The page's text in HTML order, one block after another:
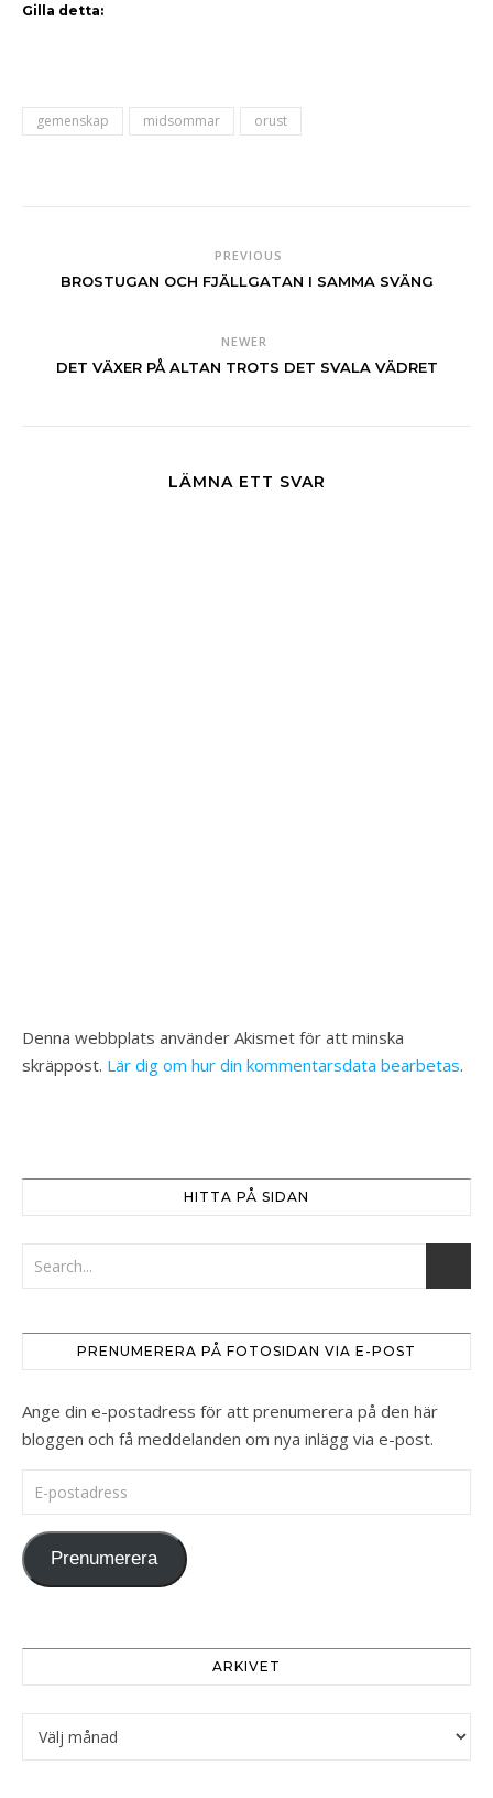
Gilla detta:
gemenskap midsommar orust
PREVIOUS
BROSTUGAN OCH FJÄLLGATAN I SAMMA SVÄNG
NEWER
DET VÄXER PÅ ALTAN TROTS DET SVALA VÄDRET
LÄMNA ETT SVAR
Denna webbplats använder Akismet för att minska
skräppost. Lär dig om hur din kommentarsdata bearbetas.
HITTA PÅ SIDAN
PRENUMERERA PÅ FOTOSIDAN VIA E-POST
Ange din e-postadress för att prenumerera på den här
bloggen och få meddelanden om nya inlägg via e-post.
E-postadress
Prenumerera
ARKIVET